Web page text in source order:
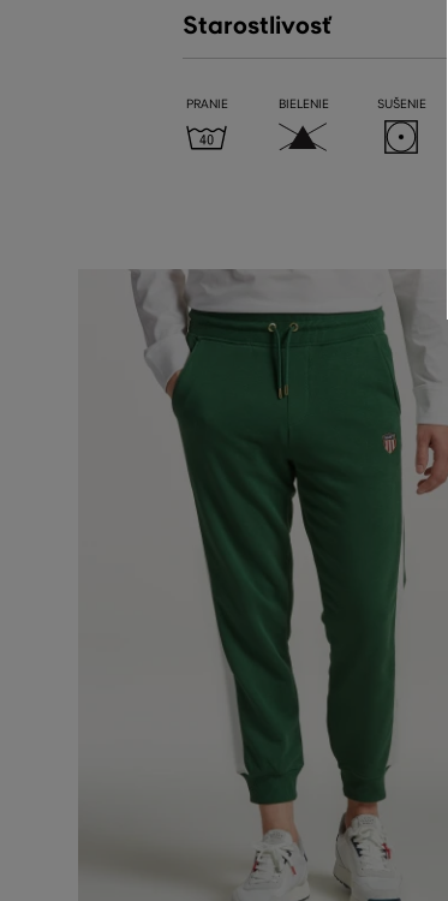
Starostlivosť
PRANIE BIELENIE SUŠENIE